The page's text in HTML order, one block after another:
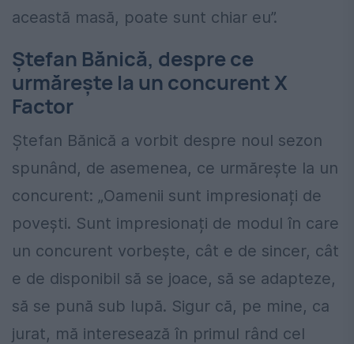
această masă, poate sunt chiar eu”.
Ştefan Bănică, despre ce
urmărește la un concurent X
Factor
Ştefan Bănică a vorbit despre noul sezon
spunând, de asemenea, ce urmărește la un
concurent: „Oamenii sunt impresionați de
povești. Sunt impresionați de modul în care
un concurent vorbește, cât e de sincer, cât
e de disponibil să se joace, să se adapteze,
să se pună sub lupă. Sigur că, pe mine, ca
jurat, mă interesează în primul rând cel